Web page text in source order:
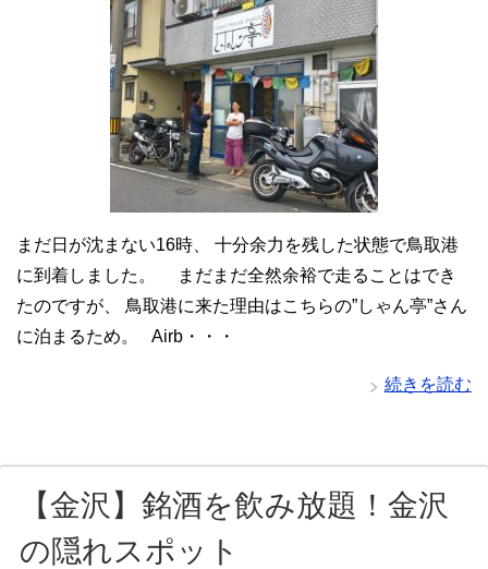
まだ日が沈まない16時、 十分余力を残した状態で鳥取港
に到着しました。 まだまだ全然余裕で走ることはでき
たのですが、 鳥取港に来た理由はこちらの”しゃん亭”さん
に泊まるため。 Airb・・・
続きを読む
【金沢】銘酒を飲み放題！金沢
の隠れスポット